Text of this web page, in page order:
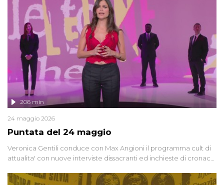
vicenda mettendo in fila testimonianze, errori, dettagli
controversi e i protagonisti di un'indagine che sembra non avere
fine.
Puntata del 24 maggio
206 min
24 maggio 2026
Veronica Gentili conduce con Max Angioni il programma cult di
attualita' con nuove interviste dissacranti ed inchieste di cronaca